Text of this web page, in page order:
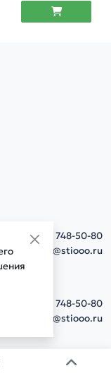
+7(495) 748-50-80
info@stiooo.ru
+7(495) 748-50-80
info@stiooo.ru